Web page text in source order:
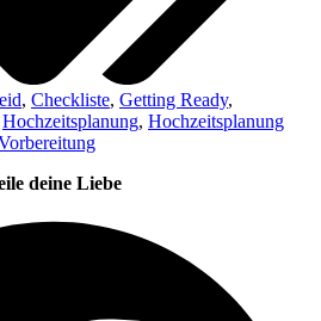
, Checkliste, Getting Ready,
Hochzeitsplanung, Hochzeitsplanung
deine Liebe